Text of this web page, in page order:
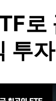
로
투